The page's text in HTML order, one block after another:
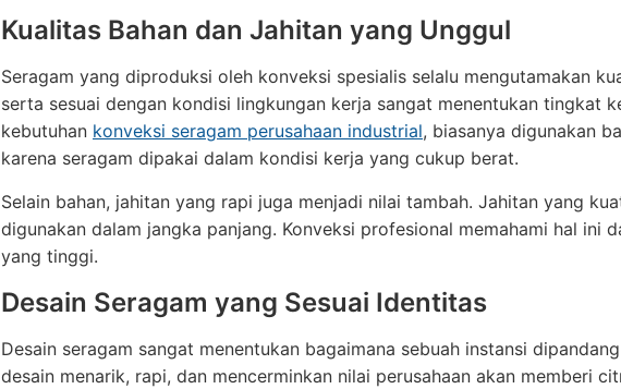
Kualitas Bahan dan Jahitan yang Unggul
Seragam yang diproduksi oleh konveksi spesialis selalu mengutamakan
serta sesuai dengan kondisi lingkungan kerja sangat menentukan tingkat
kebutuhan konveksi seragam perusahaan industrial, biasanya digunakan
karena seragam dipakai dalam kondisi kerja yang cukup berat.
Selain bahan, jahitan yang rapi juga menjadi nilai tambah. Jahitan yang
digunakan dalam jangka panjang. Konveksi profesional memahami hal ini
yang tinggi.
Desain Seragam yang Sesuai Identitas
Desain seragam sangat menentukan bagaimana sebuah instansi
desain menarik, rapi, dan mencerminkan nilai perusahaan akan memberi